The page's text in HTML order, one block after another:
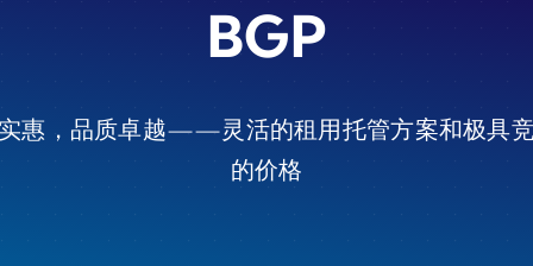
BGP
惠，品质卓越——灵活的租用托管方案和极具
的价格